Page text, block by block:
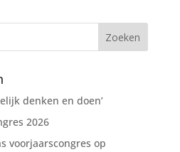
denken en doen’
2026
voorjaarscongres op